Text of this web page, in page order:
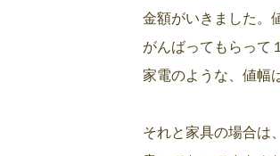
金額がいきました。
がんばってもらって
家電のような、値幅
それと家具の場合は